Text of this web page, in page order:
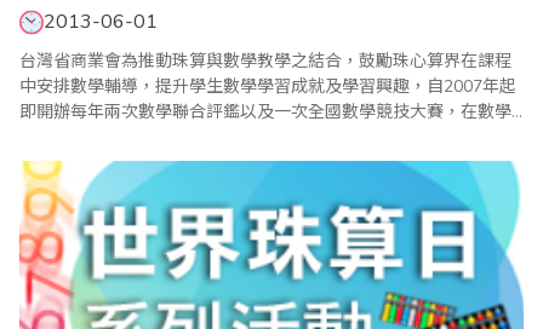
2013-06-01
台灣省商業會為推動珠算與數學教學之結合，鼓勵珠心算界在課程
中安排數學輔導，提升學生數學學習成就及學習興趣，自2007年起
即開辦每年兩次數學聯合評鑑以及一次全國數學競技大賽，在數學
學好數學的目標。同時由於省商會的數學評鑑及競技大賽試題頗受
好評，學生及家長不斷呼籲省商會編印相關模擬試題，以提供考區
配合評鑑及比賽參加學生練習使用，在經過一..